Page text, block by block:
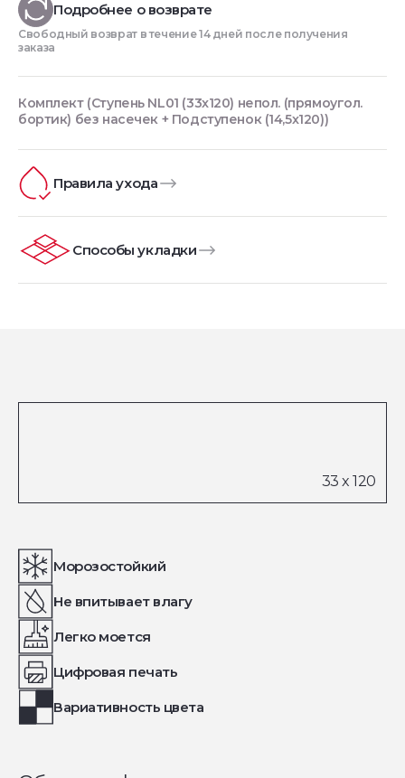
Подробнее о возврате
Свободный возврат в течение 14 дней после получения
заказа
Комплект (Ступень NL01 (33x120) непол. (прямоугол.
бортик) без насечек + Подступенок (14,5x120))
Правила ухода
Способы укладки
Морозостойкий
Не впитывает влагу
Легко моется
Цифровая печать
Вариативность цвета